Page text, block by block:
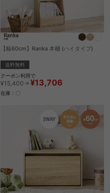
【幅60cm】Ranka 本棚 (ハイタイプ)
送料無料
クーポン利用で
¥15,400→ ¥13,706
在庫：〇